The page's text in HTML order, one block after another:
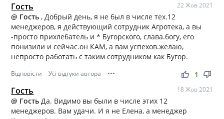
Гость 22 Жов 2021
@ Гость, Добрый день, я не был в числе тех.12
менеджеров, я действующий сотрудник Агротека, а вы
-просто прихлебатель и * Бугорского, слава.богу, его
понизили и сейчас.он КАМ, а вам успехов.желаю,
непросто работать с таким сотрудником как Бугор.
Відповісти Усі відгуки автора ••• thumb_up thumb_down
1
Гость 18 Жов 2021
@ ГостьДа. Видимо вы были в числе этих 12
менеджеров. Вам удачи. И я не Елена, а менеджер